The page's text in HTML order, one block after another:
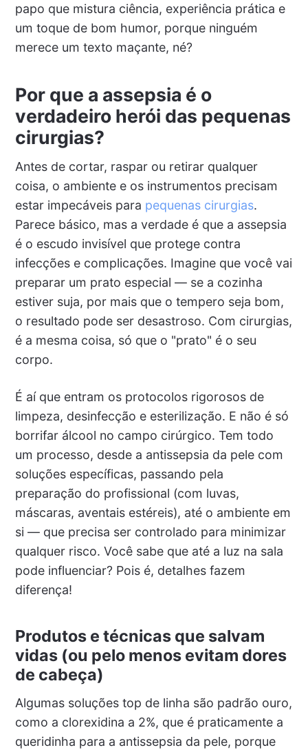
papo que mistura ciência, experiência prática e
um toque de bom humor, porque ninguém
merece um texto maçante, né?
Por que a assepsia é o
verdadeiro herói das pequenas
cirurgias?
Antes de cortar, raspar ou retirar qualquer
coisa, o ambiente e os instrumentos precisam
estar impecáveis para pequenas cirurgias.
Parece básico, mas a verdade é que a assepsia
é o escudo invisível que protege contra
infecções e complicações. Imagine que você vai
preparar um prato especial — se a cozinha
estiver suja, por mais que o tempero seja bom,
o resultado pode ser desastroso. Com cirurgias,
é a mesma coisa, só que o "prato" é o seu
corpo.
É aí que entram os protocolos rigorosos de
limpeza, desinfecção e esterilização. E não é só
borrifar álcool no campo cirúrgico. Tem todo
um processo, desde a antissepsia da pele com
soluções específicas, passando pela
preparação do profissional (com luvas,
máscaras, aventais estéreis), até o ambiente em
si — que precisa ser controlado para minimizar
qualquer risco. Você sabe que até a luz na sala
pode influenciar? Pois é, detalhes fazem
diferença!
Produtos e técnicas que salvam
vidas (ou pelo menos evitam dores
de cabeça)
Algumas soluções top de linha são padrão ouro,
como a clorexidina a 2%, que é praticamente a
queridinha para a antissepsia da pele, porque